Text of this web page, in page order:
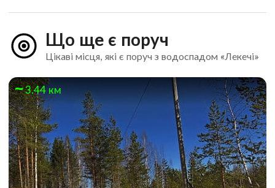
Що ще є поруч
Цікаві місця, які є поруч з водоспадом «Лекечі»
3.44 км